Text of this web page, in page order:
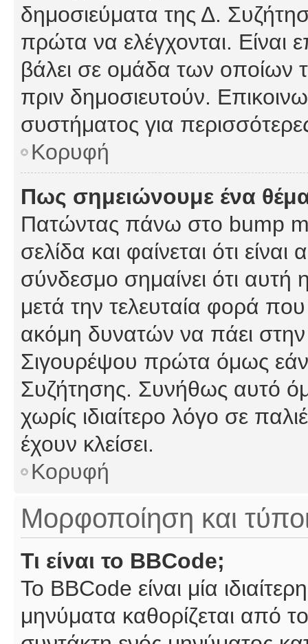
δημοσιεύματα της Δ.
πρώτα να ελέγχονται. Είναι
βάλει σε ομάδα των οποίων
πριν δημοσιευτούν.
συστήματος για
Κορυφή
Πως σημειώνουμε ένα
Πατώντας πάνω στο bump
σελίδα και φαίνεται ότι
σύνδεσμο σημαίνει ότι αυτή
μετά την τελευταία φορά που
ακόμη δυνατών να πάει
Σιγουρέψου πρώτα όμως εάν
Συζήτησης. Συνήθως αυτό
χωρίς ιδιαίτερο λόγο σε
έχουν κλείσει.
Κορυφή
Μορφοποίηση και
Τι είναι το BBCode;
Το BBCode είναι μία
μηνύματα καθορίζεται από